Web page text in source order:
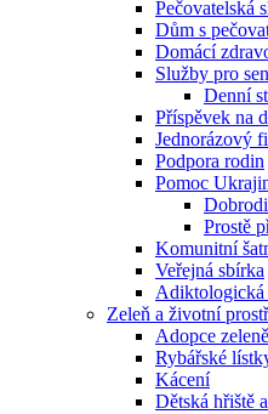
Pečovatelská
Dům s
Domácí
Služby pro
Denní
Příspěvek na
Jednorázový
Podpora rodin
Pomoc
Prostě
Komunitní
Veřejná sbírka
Adiktologická
Zeleň a životní
Adopce zeleně
Rybářské
Kácení
Dětská hřiště